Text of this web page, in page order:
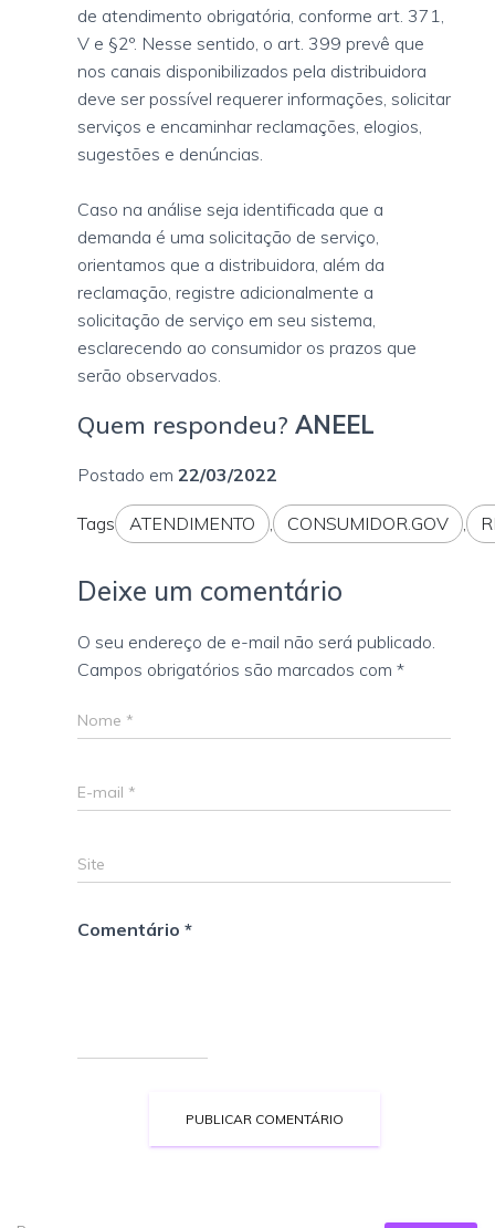
de atendimento obrigatória, conforme art. 371,
V e §2º. Nesse sentido, o art. 399 prevê que
nos canais disponibilizados pela distribuidora
deve ser possível requerer informações, solicitar
serviços e encaminhar reclamações, elogios,
sugestões e denúncias.
Caso na análise seja identificada que a
demanda é uma solicitação de serviço,
orientamos que a distribuidora, além da
reclamação, registre adicionalmente a
solicitação de serviço em seu sistema,
esclarecendo ao consumidor os prazos que
serão observados.
Quem respondeu? ANEEL
Postado em 22/03/2022
Tags ATENDIMENTO , CONSUMIDOR.GOV ,
Deixe um comentário
O seu endereço de e-mail não será publicado.
Campos obrigatórios são marcados com *
Nome *
E-mail *
Site
Comentário *